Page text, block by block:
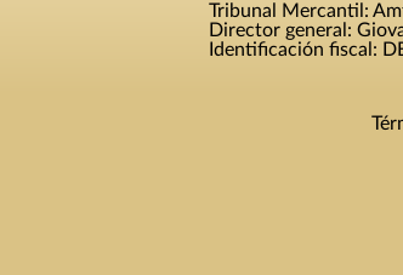
Tribunal Mercantil:
Director general:
Identificación fiscal: